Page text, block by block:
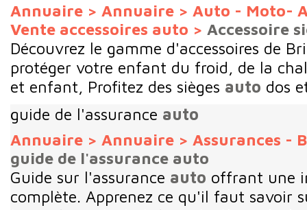
Annuaire > Annuaire > Auto - Moto-
Vente accessoires auto > Accessoire
Découvrez le gamme d'accessoires de
protéger votre enfant du froid, de la
et enfant, Profitez des sièges auto dos
guide de l'assurance auto
Annuaire > Annuaire > Assurances -
guide de l'assurance auto
Guide sur l'assurance auto offrant une
complète. Apprenez ce qu'il faut savoir